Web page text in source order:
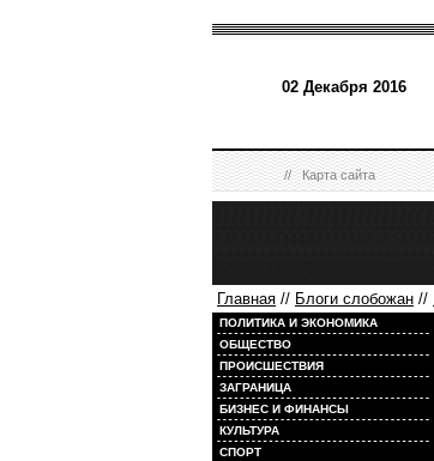
02 Декабря 2016
//Карта сайта
Главная // Блоги слобожан //
ПОЛИТИКА И ЭКОНОМИКА
ОБЩЕСТВО
ПРОИСШЕСТВИЯ
ЗАГРАНИЦА
БИЗНЕС И ФИНАНСЫ
КУЛЬТУРА
СПОРТ